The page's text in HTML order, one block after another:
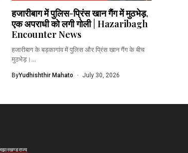
हजारीबाग में पुलिस-प्रिंस खान गैंग में मुठभेड़,
एक अपराधी को लगी गोली | Hazaribagh
Encounter News
हजारीबाग के बड़कागांव में पुलिस और प्रिंस खान गैंग के बीच
मुठभेड़।...
ByYudhishthir Mahato July 30, 2026
झारखण्डराज्य